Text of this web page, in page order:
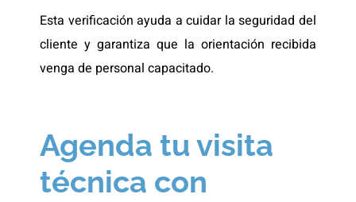
Esta verificación ayuda a cuidar la seguridad del
cliente y garantiza que la orientación recibida
venga de personal capacitado.
Agenda tu visita
técnica con